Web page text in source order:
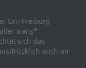
Uni-Freiburg
trans*
sich das
auch an